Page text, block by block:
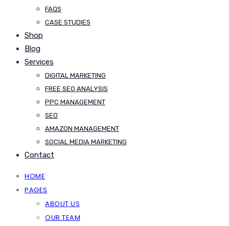
FAQS
CASE STUDIES
Shop
Blog
Services
DIGITAL MARKETING
FREE SEO ANALYSIS
PPC MANAGEMENT
SEO
AMAZON MANAGEMENT
SOCIAL MEDIA MARKETING
Contact
HOME
PAGES
ABOUT US
OUR TEAM